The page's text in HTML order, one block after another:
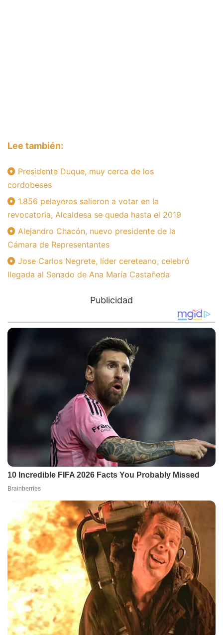
Lee también:
Presidente Duque, muy cerca de los
cordobeses
1.856 pelayeros salieron a votar en la
revocatoria, Alcaldesa se queda hasta el 2019
Alejandro Chacón, nuevo presidente de la
Cámara de Representantes
Jose Carlos Negrete, líder cereteano, celebró
llegada al Senado de Ana María Castañeda
Publicidad